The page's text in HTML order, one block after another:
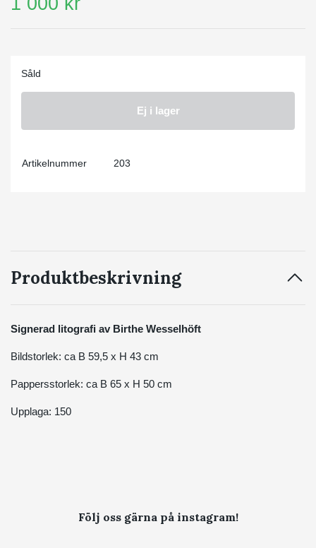
Såld
Ej i lager
Artikelnummer 203
Produktbeskrivning
Signerad litografi av Birthe Wesselhöft
Bildstorlek: ca B 59,5 x H 43 cm
Pappersstorlek: ca B 65 x H 50 cm
Upplaga: 150
Följ oss gärna på instagram!